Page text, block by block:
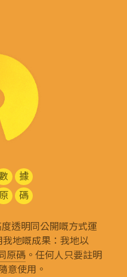
據
原 碼
透明同公開嘅方式運
地嘅成果：我地以
原碼。任何人只要註明
意使用。